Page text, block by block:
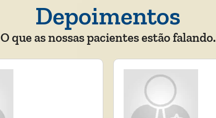
Depoimentos
O que as nossas pacientes estão falando.